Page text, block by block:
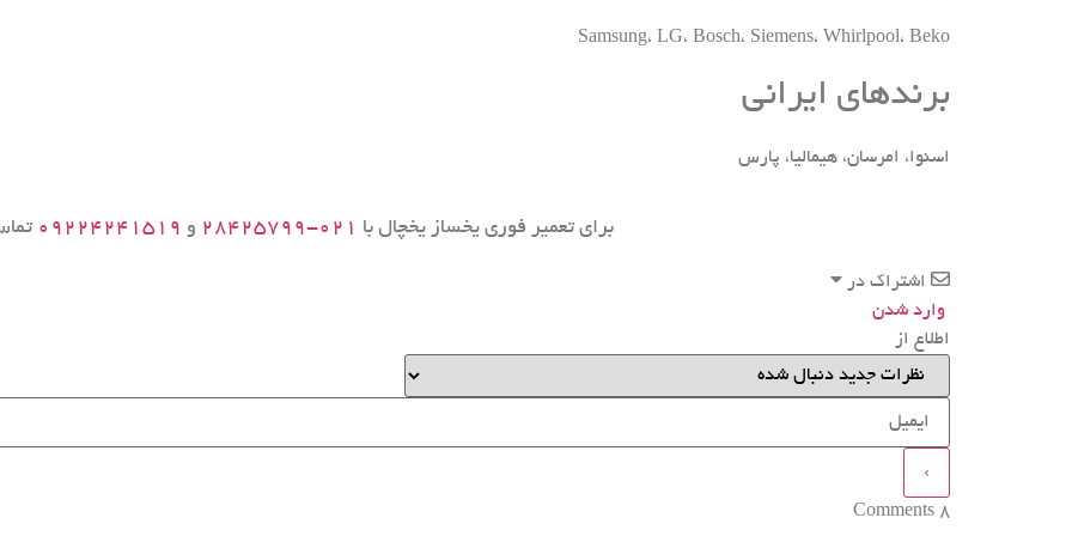
Samsung، LG، Bosch، Siemens، Whirlpool، Beko
برندهای ایرانی
اسنوا، امرسان، هیمالیا، پارس
برای تعمیر فوری یخساز یخچال با ۰۲۱-۲۸۴۲۵۷۹۹ و ۰۹۲۲۴۲۴۱۵۱۹
اشتراک در
وارد شدن
اطلاع از
8